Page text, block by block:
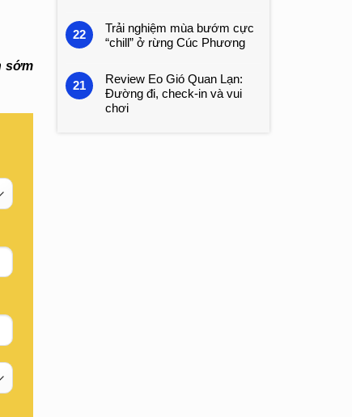
sớm
22
Trải nghiệm mùa bướm cực
“chill” ở rừng Cúc Phương
21
Review Eo Gió Quan Lạn:
Đường đi, check-in và vui
chơi